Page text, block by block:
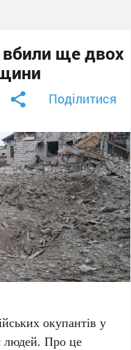
вбили ще двох
Поділитися
окупантів у
людей. Про це